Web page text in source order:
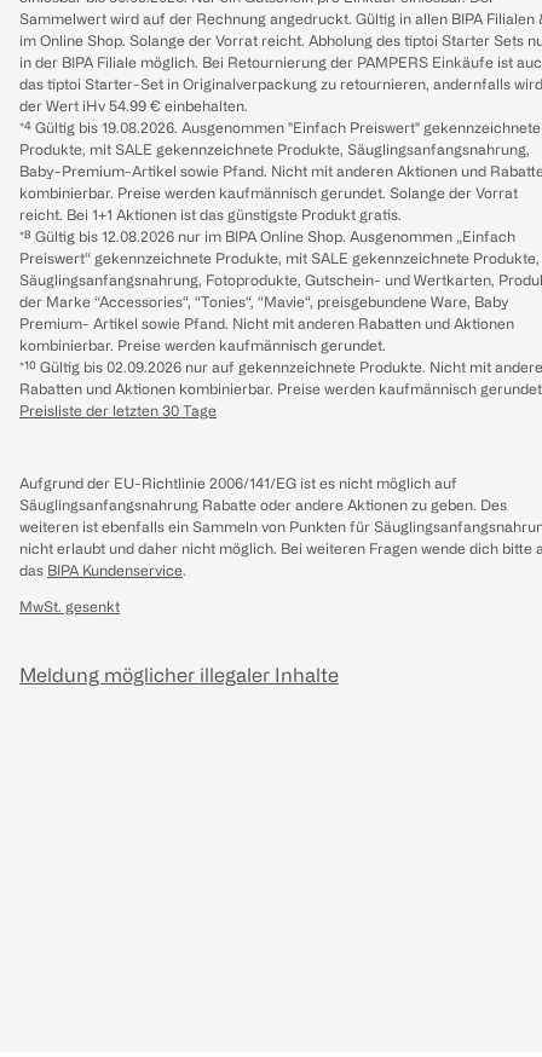
Sammelwert wird auf der Rechnung angedruckt. Gültig in allen BIPA Filialen
im Online Shop. Solange der Vorrat reicht. Abholung des tiptoi Starter Sets
in der BIPA Filiale möglich. Bei Retournierung der PAMPERS Einkäufe ist
das tiptoi Starter-Set in Originalverpackung zu retournieren, andernfalls wird
der Wert iHv 54.99 € einbehalten.
*⁴ Gültig bis 19.08.2026. Ausgenommen "Einfach Preiswert" gekennzeichnete
Produkte, mit SALE gekennzeichnete Produkte, Säuglingsanfangsnahrung,
Baby-Premium-Artikel sowie Pfand. Nicht mit anderen Aktionen und
kombinierbar. Preise werden kaufmännisch gerundet. Solange der Vorrat
reicht. Bei 1+1 Aktionen ist das günstigste Produkt gratis.
*⁸ Gültig bis 12.08.2026 nur im BIPA Online Shop. Ausgenommen „Einfach
Preiswert“ gekennzeichnete Produkte, mit SALE gekennzeichnete Produkte,
Säuglingsanfangsnahrung, Fotoprodukte, Gutschein- und Wertkarten,
der Marke “Accessories“, “Tonies“, “Mavie“, preisgebundene Ware, Baby
Premium- Artikel sowie Pfand. Nicht mit anderen Rabatten und Aktionen
kombinierbar. Preise werden kaufmännisch gerundet.
*¹⁰ Gültig bis 02.09.2026 nur auf gekennzeichnete Produkte. Nicht mit
Rabatten und Aktionen kombinierbar. Preise werden kaufmännisch
Preisliste der letzten 30 Tage
Aufgrund der EU-Richtlinie 2006/141/EG ist es nicht möglich auf
Säuglingsanfangsnahrung Rabatte oder andere Aktionen zu geben. Des
weiteren ist ebenfalls ein Sammeln von Punkten für
nicht erlaubt und daher nicht möglich. Bei weiteren Fragen wende dich bitte
das BIPA Kundenservice.
MwSt. gesenkt
Meldung möglicher illegaler Inhalte